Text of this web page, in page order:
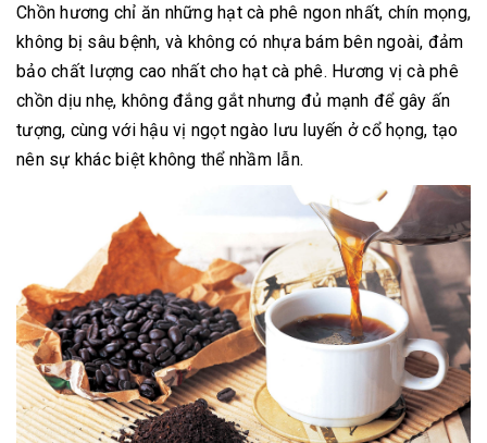
Chồn hương chỉ ăn những hạt cà phê ngon nhất, chín mọng,
không bị sâu bệnh, và không có nhựa bám bên ngoài, đảm
bảo chất lượng cao nhất cho hạt cà phê. Hương vị cà phê
chồn dịu nhẹ, không đắng gắt nhưng đủ mạnh để gây ấn
tượng, cùng với hậu vị ngọt ngào lưu luyến ở cổ họng, tạo
nên sự khác biệt không thể nhầm lẫn.